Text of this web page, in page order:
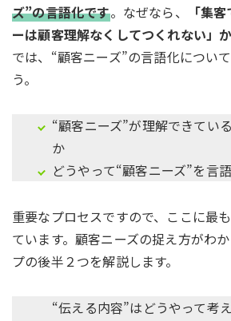
ズ”の言語化です。なぜなら、
「集
ーは顧客理解なくしてつくれない」
では、“顧客ニーズ”の言語化につい
う。
“顧客ニーズ”が理解できてい
か
どうやって“顧客ニーズ”を言
重要なプロセスですので、ここに最
ています。顧客ニーズの捉え方がわ
プの後半２つを解説します。
“伝える内容”はどうやって考